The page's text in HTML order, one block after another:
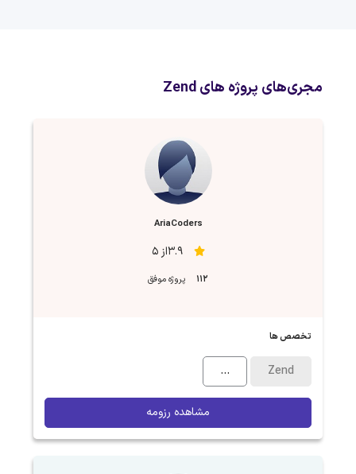
مجری‌های پروژه های Zend
AriaCoders
3.9از 5
112 پروژه موفق
تخصص ها
Zend
...
مشاهده رزومه